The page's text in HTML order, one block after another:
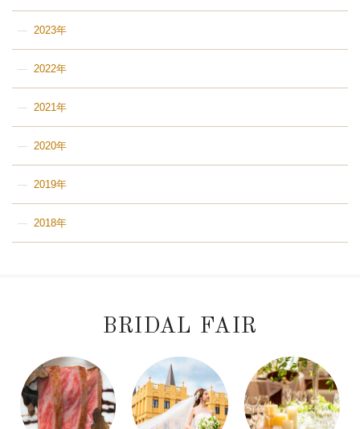
2023年
2022年
2021年
2020年
2019年
2018年
BRIDAL FAIR